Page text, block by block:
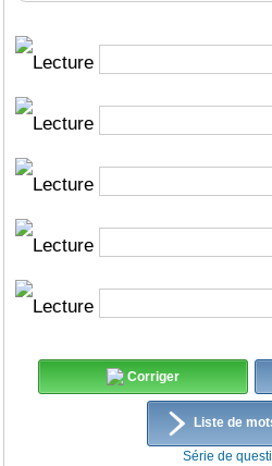
Corriger
Liste de
Série de